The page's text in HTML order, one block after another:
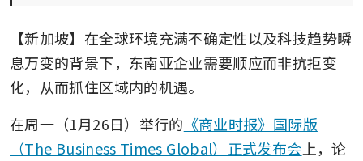
【新加坡】在全球环境充满不确定性以及科技趋势瞬
息万变的背景下，东南亚企业需要顺应而非抗拒变
化，从而抓住区域内的机遇。
在周一（1月26日）举行的 《商业时报》国际版
（The Business Times Global）正式发布会 上，论